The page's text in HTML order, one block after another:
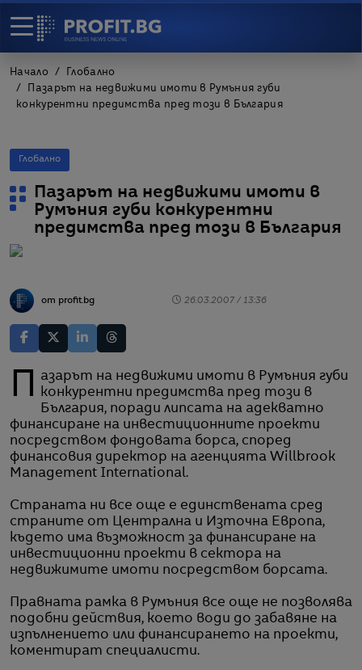
Начало
Глобално
Пазарът на недвижими имоти в Румъния губи
конкурентни предимства пред този в България
Глобално
Пазарът на недвижими имоти в
Румъния губи конкурентни
предимства пред този в България
от profit.bg 26.03.2007 / 13:36
Пазарът на недвижими имоти в Румъния губи
конкурентни предимства пред този в
България, поради липсата на адекватно
финансиране на инвестиционните проекти
посредством фондовата борса, според
финансовия директор на агенцията Willbrook
Management International.
Страната ни все още е единствената сред
страните от Централна и Източна Европа,
където има възможност за финансиране на
инвестиционни проекти в сектора на
недвижимите имоти посредством борсата.
Правната рамка в Румъния все още не позволява
подобни действия, което води до забавяне на
изпълнението или финансирането на проекти,
коментират специалисти.